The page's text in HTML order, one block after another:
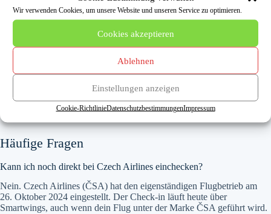
Wir verwenden Cookies, um unsere Website und unseren Service zu optimieren.
Cookies akzeptieren
Ablehnen
Einstellungen anzeigen
Cookie-RichtlinieDatenschutzbestimmungenImpressum
Ticketnummer ein.
Wähle deinen Sitzplatz aus (je nach Tarif kann das
kostenpflichtig sein).
Schließe den Check-in ab und erhalte deine Bordkarte per E-
Lade die Bordkarte aufs Smartphone oder drucke sie aus. Prüfe
vorab, ob dein Abflughafen die mobile Bordkarte akzeptiert.
Reist du nur mit Handgepäck, gehst du direkt zum Gate. Mit
Aufgabegepäck nutzt du den Baggage-Drop oder den Check-in-
Schalter.
Häufige Fragen
Kann ich noch direkt bei Czech Airlines einchecken?
Nein. Czech Airlines (ČSA) hat den eigenständigen Flugbetrieb am
26. Oktober 2024 eingestellt. Der Check-in läuft heute über
Smartwings, auch wenn dein Flug unter der Marke ČSA geführt wird.